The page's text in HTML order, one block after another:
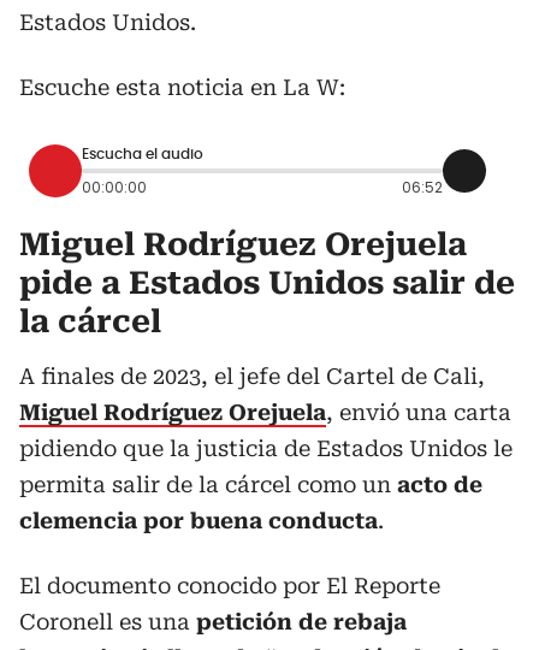
Estados Unidos.
Escuche esta noticia en La W:
Escucha el audio
00:00:00 06:52
Miguel Rodríguez Orejuela
pide a Estados Unidos salir de
la cárcel
A finales de 2023, el jefe del Cartel de Cali,
Miguel Rodríguez Orejuela, envió una carta
pidiendo que la justicia de Estados Unidos le
permita salir de la cárcel como un acto de
clemencia por buena conducta.
El documento conocido por El Reporte
Coronell es una petición de rebaja